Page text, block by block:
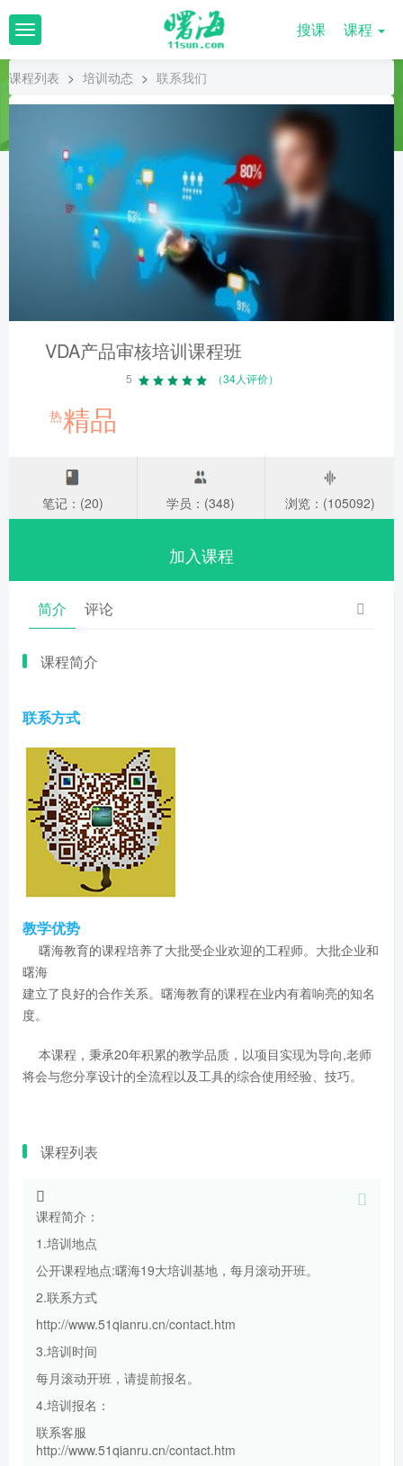
T
o
g
l
搜课 课程
课程列表 > 培训动态 > 联系我们
VDA产品审核培训课程班
5 （34人评价）
热精品
笔记：(20) 学员：(348) 浏览：(105092)
加入课程
简介 评论
课程简介
联系方式
教学优势
曙海教育的课程培养了大批受企业欢迎的工程师。大批企业和
曙海
建立了良好的合作关系。曙海教育的课程在业内有着响亮的知名
度。
本课程，秉承20年积累的教学品质，以项目实现为导向,老师
将会与您分享设计的全流程以及工具的综合使用经验、技巧。
课程列表
课程简介：
1.培训地点
公开课程地点:曙海19大培训基地，每月滚动开班。
2.联系方式
http://www.51qianru.cn/contact.htm
3.培训时间
每月滚动开班，请提前报名。
4.培训报名：
联系客服
http://www.51qianru.cn/contact.htm